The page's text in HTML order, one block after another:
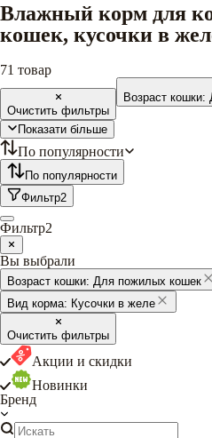
Влажный корм для
кошек, кусочки в
71 товар
Очистить фильтры
Возраст кошки:
Показати більше
По популярности
По популярности
Фильтр2
Фильтр2
Вы выбрали
Возраст кошки: Для пожилых кошек
Вид корма: Кусочки в желе
Очистить фильтры
Акции и скидки
Новинки
Бренд